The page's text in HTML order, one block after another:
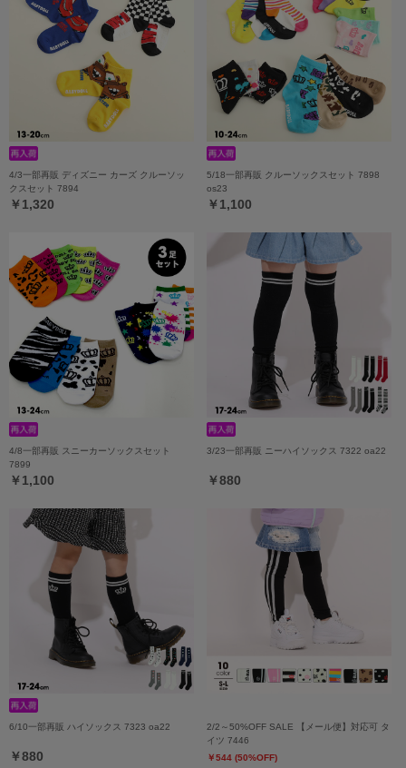
4/3一部再販 ディズニー カーズ クルーソッ
クスセット 7894
￥1,320
5/18一部再販 クルーソックスセット 7898
os23
￥1,100
4/8一部再販 スニーカーソックスセット
7899
￥1,100
3/23一部再販 ニーハイソックス 7322 oa22
￥880
6/10一部再販 ハイソックス 7323 oa22
￥880
2/2～50%OFF SALE 【メール便】対応可 タ
イツ 7446
￥544 (50%OFF)